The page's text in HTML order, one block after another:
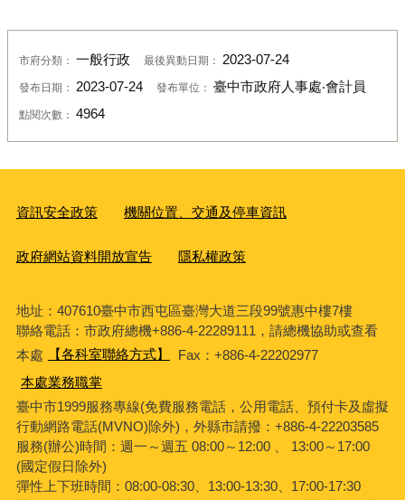
市府分類： 一般行政 最後異動日期： 2023-07-24
發布日期： 2023-07-24 發布單位： 臺中市政府人事處‧會計員
點閱次數： 4964
資訊安全政策 機關位置、交通及停車資訊
政府網站資料開放宣告 隱私權政策
地址：407610臺中市西屯區臺灣大道三段99號惠中樓7樓
聯絡電話：市政府總機+886-4-22289111，請總機協助或查看
本處
【各科室聯絡方式】
Fax：+886-4-22202977
本處業務職掌
臺中市1999服務專線(免費服務電話，公用電話、預付卡及虛擬
行動網路電話(MVNO)除外)，外縣市請撥：+886-4-22203585
服務(辦公)時間：週一～週五 08:00～12:00 、 13:00～17:00
(國定假日除外)
彈性上下班時間：08:00-08:30、13:00-13:30、17:00-17:30